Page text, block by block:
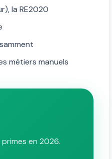
la RE2020
métiers manuels
en 2026.